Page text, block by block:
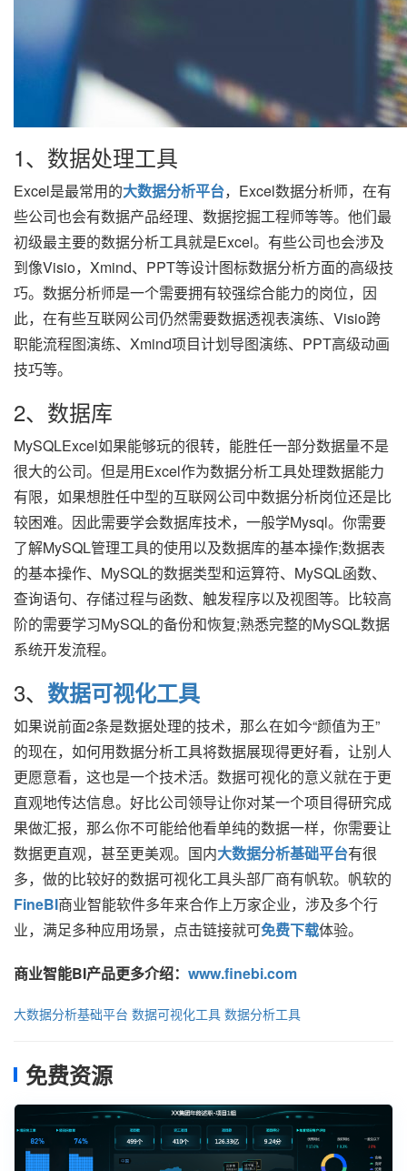
1、数据处理工具
Excel是最常用的大数据分析平台，Excel数据分析师，在有
些公司也会有数据产品经理、数据挖掘工程师等等。他们最
初级最主要的数据分析工具就是Excel。有些公司也会涉及
到像Visio，Xmind、PPT等设计图标数据分析方面的高级技
巧。数据分析师是一个需要拥有较强综合能力的岗位，因
此，在有些互联网公司仍然需要数据透视表演练、Visio跨
职能流程图演练、Xmind项目计划导图演练、PPT高级动画
技巧等。
2、数据库
MySQLExcel如果能够玩的很转，能胜任一部分数据量不是
很大的公司。但是用Excel作为数据分析工具处理数据能力
有限，如果想胜任中型的互联网公司中数据分析岗位还是比
较困难。因此需要学会数据库技术，一般学Mysql。你需要
了解MySQL管理工具的使用以及数据库的基本操作;数据表
的基本操作、MySQL的数据类型和运算符、MySQL函数、
查询语句、存储过程与函数、触发程序以及视图等。比较高
阶的需要学习MySQL的备份和恢复;熟悉完整的MySQL数据
系统开发流程。
3、 数据可视化工具
如果说前面2条是数据处理的技术，那么在如今“颜值为王”
的现在，如何用数据分析工具将数据展现得更好看，让别人
更愿意看，这也是一个技术活。数据可视化的意义就在于更
直观地传达信息。好比公司领导让你对某一个项目得研究成
果做汇报，那么你不可能给他看单纯的数据一样，你需要让
数据更直观，甚至更美观。国内大数据分析基础平台有很
多，做的比较好的数据可视化工具头部厂商有帆软。帆软的
FineBI商业智能软件多年来合作上万家企业，涉及多个行
业，满足多种应用场景，点击链接就可免费下载体验。
商业智能BI产品更多介绍： www.finebi.com
大数据分析基础平台 数据可视化工具 数据分析工具
免费资源